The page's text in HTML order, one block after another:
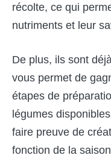
récolte, ce qui
nutriments et leur
De plus, ils sont
vous permet de
étapes de
légumes
faire preuve de
fonction de la